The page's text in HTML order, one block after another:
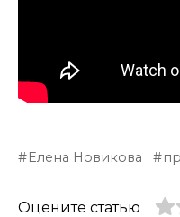
Елена Новикова
Оцените статью